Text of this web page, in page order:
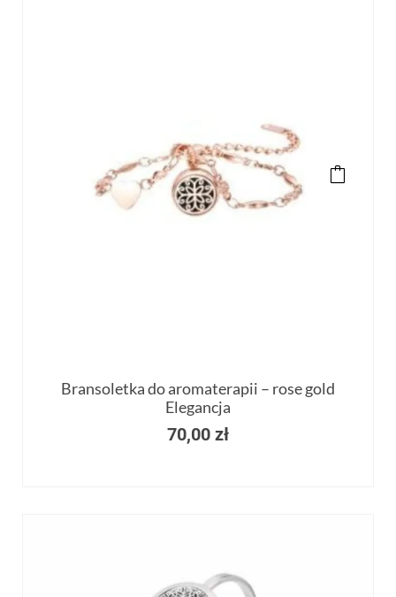
Bransoletka do aromaterapii – rose gold
Elegancja
70,00 zł